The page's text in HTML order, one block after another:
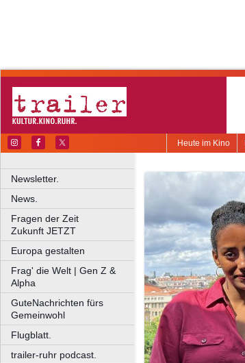
Heute im Kino
Newsletter.
News.
Fragen der Zeit
Zukunft JETZT
Europa gestalten
Frag' die Welt | Gen Z &
Alpha
GuteNachrichten fürs
Gemeinwohl
Flugblatt.
trailer-ruhr podcast.